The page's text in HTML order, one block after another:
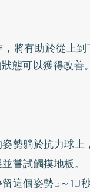
將有助於從上
態可以獲得改善。
勢躺於抗力球上
嘗試觸摸地板。
這個姿勢5～10秒